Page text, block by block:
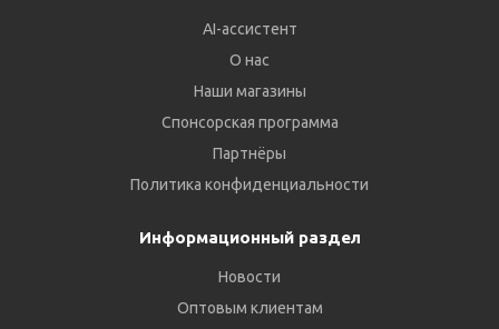
AI-ассистент
О нас
Наши магазины
Спонсорская программа
Партнёры
Политика конфиденциальности
Информационный раздел
Новости
Оптовым клиентам